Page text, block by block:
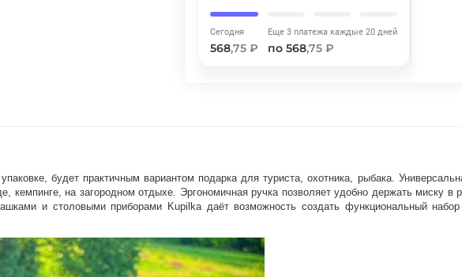
Сегодня
568,75 ₽
Еще 3 платежа каждые 20 дней
по 568,75 ₽
списываться
каждые 2 недели
25
Остались вопросы?
8 800 302-02-51
будет практичным вариантом подарка для туриста, охотника, рыбака.
на загородном отдыхе. Эргономичная ручка позволяет удобно держать миску в
и столовыми приборами Kupilka даёт возможность создать функциональный набор